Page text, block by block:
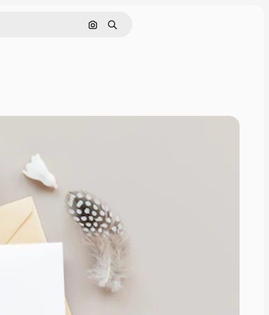
Pesquisar por imagem
Buscar